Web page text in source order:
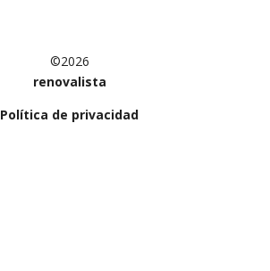
©2026
renovalista
Política de privacidad